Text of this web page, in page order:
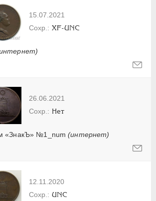
15.07.2021
XF-UNC
26.06.2021
«ЗнакЪ» №1_num(интернет)
Нет
12.11.2020
UNC